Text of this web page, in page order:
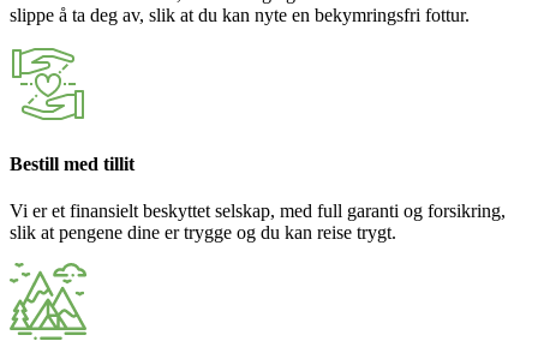
slippe å ta deg av, slik at du kan nyte en bekymringsfri fottur.
Bestill med tillit
Vi er et finansielt beskyttet selskap, med full garanti og forsikring,
slik at pengene dine er trygge og du kan reise trygt.